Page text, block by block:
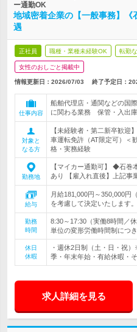
ー通勤OK
地域密着企業の【一般事務】
遇
正社員 職種・業種未経験OK 転勤
女性のおしごと掲載中
情報更新日：2026/07/03 終了予定日：
仕事内容
船舶代理店・通関などの国
に関わる業務 保管・入出
対象と
なる方
【未経験者・第二新卒歓迎
車運転免許（AT限定可）＜
格・実務経験
勤務地
【マイカー通勤可】 ◆石
あり 【雇入れ直後】上記事
給与
月給181,000円～350,000円
を考慮して決定いたします
勤務
時間
8:30～17:30（実働8時間／
単位の変形労働時間制につ
休日
休暇
・週休2日制（土・日・祝
季・年末年始・有給休暇・
求人詳細を見る